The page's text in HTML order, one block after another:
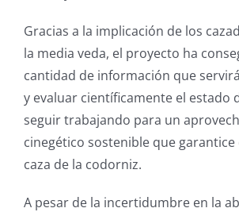
Gracias a la implicación de los
la media veda, el proyecto ha
cantidad de información que
y evaluar científicamente el estado
seguir trabajando para un
cinegético sostenible que
caza de la codorniz.
A pesar de la incertidumbre en la